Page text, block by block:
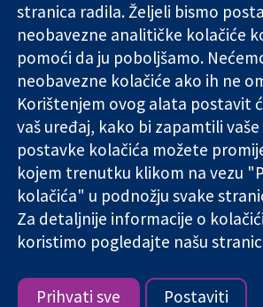
Utemeljeni
dokazi.
Bolje zdravlje.
W1G 0AN
Ujedinjeno
Kraljevstvo
The Cochrane Collaboration is a charity (no.
company limited by guarantee (no.
England & Wales. VAT registration number
Copyright © 2026 The Cochrane
Politika kolačića|Postavke kolačića
stranica radila. Željeli bismo
neobavezne analitičke kolačiće
pomoći da ju poboljšamo.
neobavezne kolačiće ako ih ne
Korištenjem ovog alata postavit
vaš uređaj, kako bi zapamtili
postavke kolačića možete
kojem trenutku klikom na vezu
kolačića" u podnožju svake
Za detaljnije informacije o
koristimo pogledajte našu
Prihvati sve Postaviti